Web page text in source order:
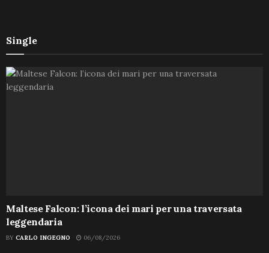
Single
Maltese Falcon: l’icona dei mari per una traversata
leggendaria
BY CARLO INGEGNO 06/08/2026